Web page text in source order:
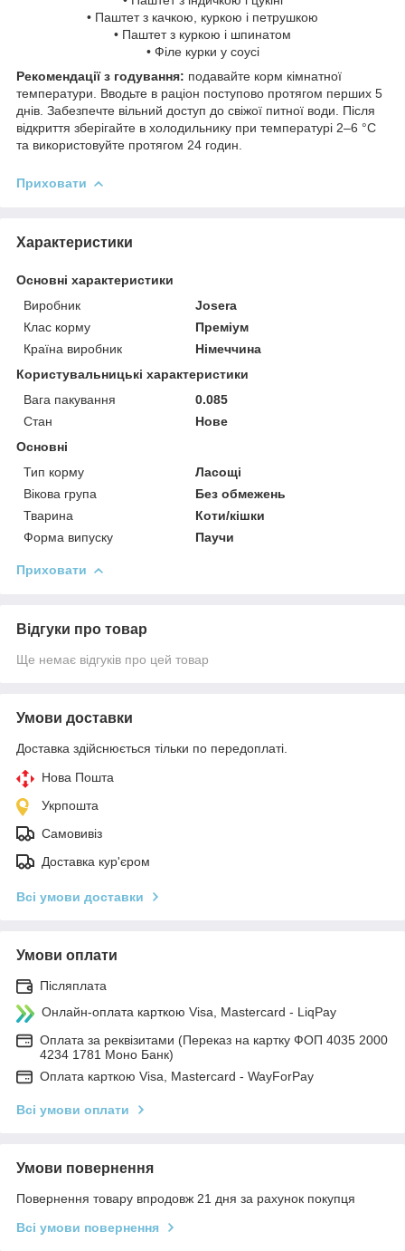
• Паштет з качкою, куркою і петрушкою
• Паштет з куркою і шпинатом
• Філе курки у соусі
Рекомендації з годування: подавайте корм кімнатної
температури. Вводьте в раціон поступово протягом перших 5
днів. Забезпечте вільний доступ до свіжої питної води. Після
відкриття зберігайте в холодильнику при температурі 2–6 °C
та використовуйте протягом 24 годин.
Приховати
Характеристики
Основні характеристики
Виробник
Josera
Клас корму
Преміум
Країна виробник
Німеччина
Користувальницькі характеристики
Вага пакування
0.085
Стан
Нове
Основні
Тип корму
Ласощі
Вікова група
Без обмежень
Тварина
Коти/кішки
Форма випуску
Паучи
Приховати
Відгуки про товар
Ще немає відгуків про цей товар
Умови доставки
Доставка здійснюється тільки по передоплаті.
Нова Пошта
Укрпошта
Самовивіз
Доставка кур'єром
Всі умови доставки
Умови оплати
Післяплата
Онлайн-оплата карткою Visa, Mastercard - LiqPay
Оплата за реквізитами (Переказ на картку ФОП 4035 2000
4234 1781 Моно Банк)
Оплата карткою Visa, Mastercard - WayForPay
Всі умови оплати
Умови повернення
Повернення товару впродовж 21 дня за рахунок покупця
Всі умови повернення